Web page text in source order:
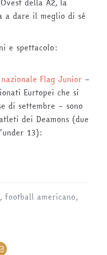
della A2, la
a dare il meglio di sé
e spettacolo:
Flag Junior –
Eurtopei che si
di settembre – sono
dei Deamons (due
13):
, football americano,